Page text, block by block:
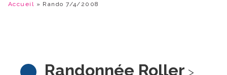
Accueil » Rando 7/4/2008
Randonnée Roller >